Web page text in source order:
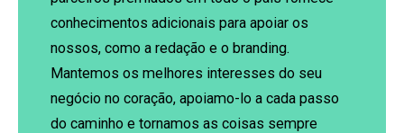
conhecimentos adicionais para apoiar os
nossos, como a redação e o branding.
Mantemos os melhores interesses do seu
negócio no coração, apoiamo-lo a cada passo
do caminho e tornamos as coisas sempre